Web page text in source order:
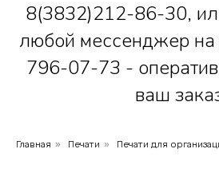
8(3832)212-86-30,
любой мессенджер
796-07-73 -
ваш
Главная » Печати » Печати для